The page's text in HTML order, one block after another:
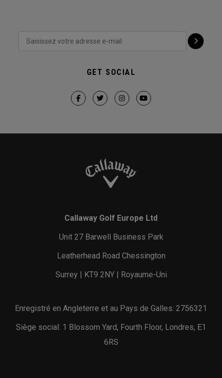
GET SOCIAL
Callaway Golf Europe Ltd
Unit 27 Barwell Business Park
Leatherhead Road Chessington
Surrey | KT9 2NY | Royaume-Uni
Enregistré en Angleterre et au Pays de Galles: 2756321
Siège social: 1 Blossom Yard, Fourth Floor, Londres, E1
6RS